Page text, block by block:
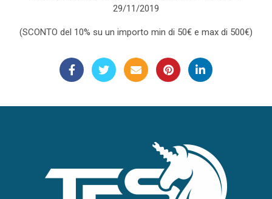
29/11/2019
(SCONTO del 10% su un importo min di 50€ e max di 500€)